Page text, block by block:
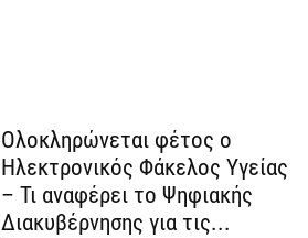
Ολοκληρώνεται φέτος ο
Ηλεκτρονικός Φάκελος Υγείας
– Τι αναφέρει το Ψηφιακής
Διακυβέρνησης για τις...